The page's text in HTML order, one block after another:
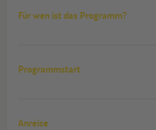
Für wen ist das Programm?
Programmstart
Anreise